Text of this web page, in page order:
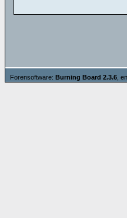
Forensoftware: Burning Board 2.3.6 ,